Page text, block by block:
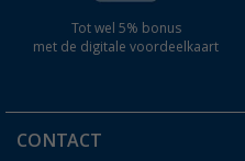
Tot wel 5% bonus
met de digitale voordeelkaart
CONTACT